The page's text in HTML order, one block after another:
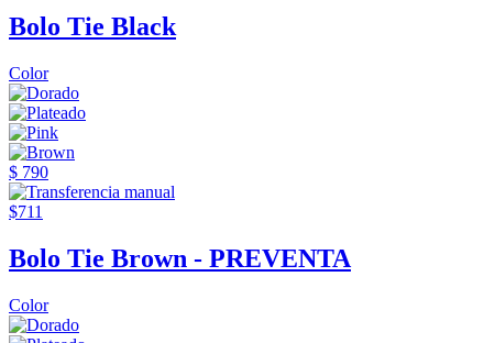
Bolo Tie Black
Color
$ 790
$711
Bolo Tie Brown - PREVENTA
Color